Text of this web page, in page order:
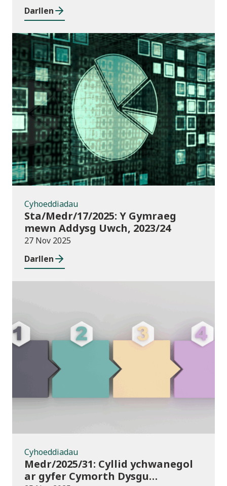
Darllen
Cyhoeddiadau
Cyhoeddiadau
Sta/Medr/17/2025: Y Gymraeg
mewn Addysg Uwch, 2023/24
27 Nov 2025
Darllen
Cyhoeddiadau
Cyhoeddiadau
Medr/2025/31: Cyllid ychwanegol
ar gyfer Cymorth Dysgu